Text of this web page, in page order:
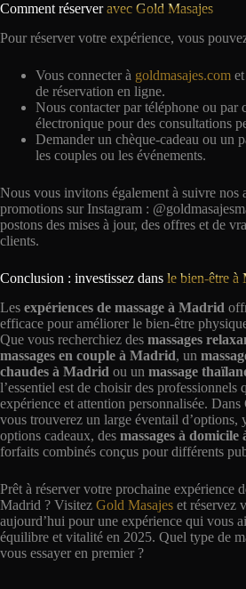
Comment réserveravec Gold Masajes
Pour réserver votre expérience, vous
Vous connecter à goldmasajes.com
de réservation en ligne.
Nous contacter par téléphone ou par
électronique pour des consultations
Demander un chèque-cadeau ou un
les couples ou les événements.
Nous vous invitons également à suivre nos
promotions sur Instagram :
postons des mises à jour, des offres et de
clients.
Conclusion : investissez dans le bien-être à
Les expériences de massage à Madrid
efficace pour améliorer le bien-être
Que vous recherchiez des massages
massages en couple à Madrid, un
chaudes à Madrid ou un massage
l’essentiel est de choisir des professionnels
expérience et attention personnalisée. Dans
vous trouverez un large éventail d’options,
options cadeaux, des massages à
forfaits combinés conçus pour différents
Prêt à réserver votre prochaine expérience
Madrid ? Visitez Gold Masajes et réservez
aujourd’hui pour une expérience qui vous
équilibre et vitalité en 2025. Quel type de
vous essayer en premier ?